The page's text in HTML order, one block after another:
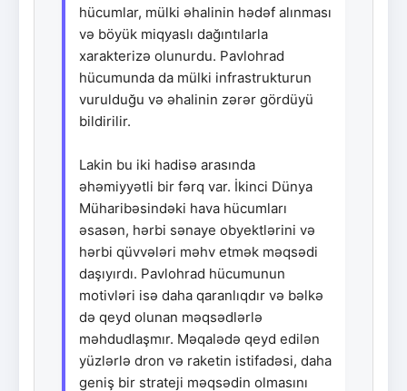
hücumlar, mülki əhalinin hədəf alınması
və böyük miqyaslı dağıntılarla
xarakterizə olunurdu. Pavlohrad
hücumunda da mülki infrastrukturun
vurulduğu və əhalinin zərər gördüyü
bildirilir.
Lakin bu iki hadisə arasında
əhəmiyyətli bir fərq var. İkinci Dünya
Müharibəsindəki hava hücumları
əsasən, hərbi sənaye obyektlərini və
hərbi qüvvələri məhv etmək məqsədi
daşıyırdı. Pavlohrad hücumunun
motivləri isə daha qaranlıqdır və bəlkə
də qeyd olunan məqsədlərlə
məhdudlaşmır. Məqalədə qeyd edilən
yüzlərlə dron və raketin istifadəsi, daha
geniş bir strateji məqsədin olmasını